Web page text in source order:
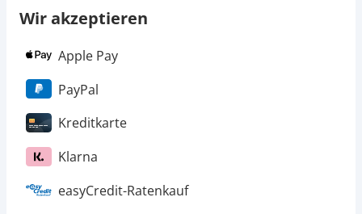
Wir akzeptieren
Apple Pay
PayPal
Kreditkarte
Klarna
easyCredit-Ratenkauf